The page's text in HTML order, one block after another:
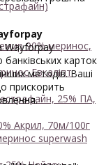
90% меринос,
Евкаліпт
25% ПА,
Акрил, 70м/100г
superwash
Wayforpay
карток
методів. Ваші
прискорить